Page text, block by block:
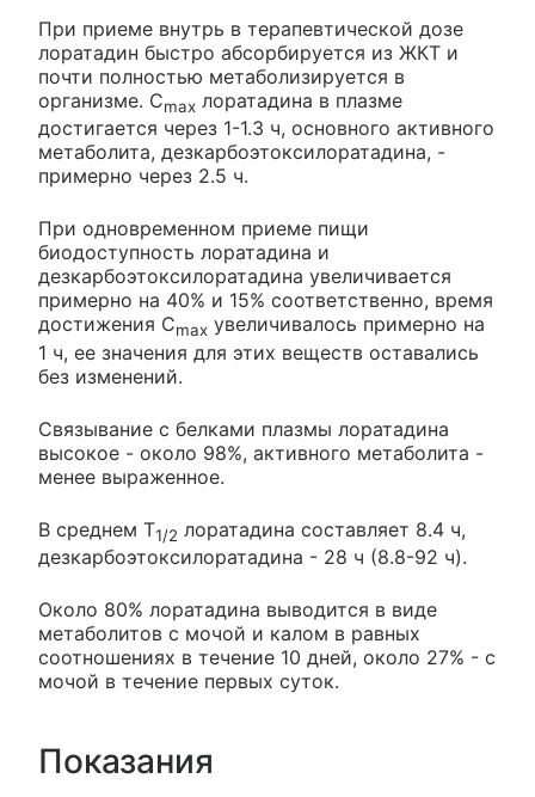
При приеме внутрь в терапевтической дозе
лоратадин быстро абсорбируется из ЖКТ и
почти полностью метаболизируется в
организме. Cmax лоратадина в плазме
достигается через 1-1.3 ч, основного активного
метаболита, дезкарбоэтоксилоратадина, -
примерно через 2.5 ч.
При одновременном приеме пищи
биодоступность лоратадина и
дезкарбоэтоксилоратадина увеличивается
примерно на 40% и 15% соответственно, время
достижения Cmax увеличивалось примерно на
1 ч, ее значения для этих веществ оставались
без изменений.
Связывание с белками плазмы лоратадина
высокое - около 98%, активного метаболита -
менее выраженное.
В среднем T1/2 лоратадина составляет 8.4 ч,
дезкарбоэтоксилоратадина - 28 ч (8.8-92 ч).
Около 80% лоратадина выводится в виде
метаболитов с мочой и калом в равных
соотношениях в течение 10 дней, около 27% - с
мочой в течение первых суток.
Показания